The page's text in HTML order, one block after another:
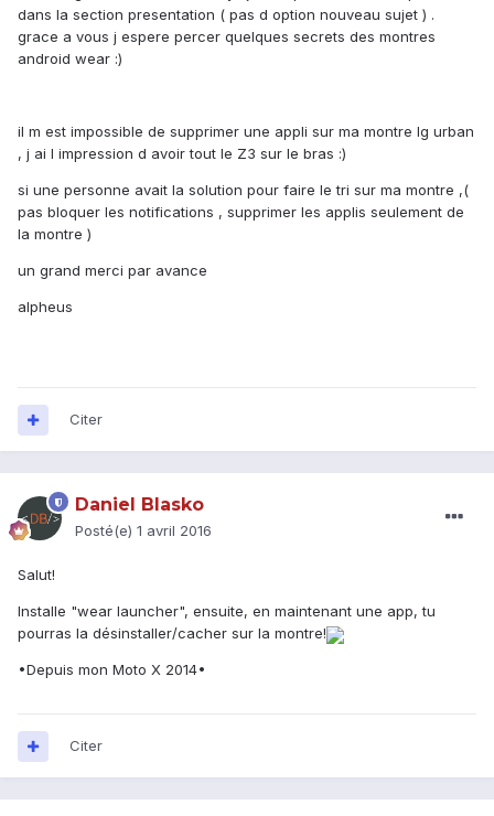
dans la section presentation ( pas d option nouveau sujet ) .
grace a vous j espere percer quelques secrets des montres
android wear :)
il m est impossible de supprimer une appli sur ma montre lg urban
, j ai l impression d avoir tout le Z3 sur le bras :)
si une personne avait la solution pour faire le tri sur ma montre ,(
pas bloquer les notifications , supprimer les applis seulement de
la montre )
un grand merci par avance
alpheus
Citer
Daniel Blasko
Posté(e) 1 avril 2016
Salut!
Installe "wear launcher", ensuite, en maintenant une app, tu
pourras la désinstaller/cacher sur la montre!
•Depuis mon Moto X 2014•
Citer